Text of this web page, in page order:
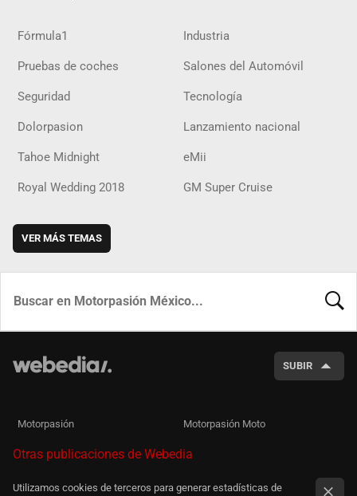
Fórmula1 Industria
Pruebas de coches Salones del Automóvil
Seguridad Tecnología
Dolorpasion Lanzamiento nacional
Tahoe Midnight eMii
Royal Wedding 2018 GM Super Cruise
VER MÁS TEMAS
SUBIR
Motorpasión Motorpasión Moto
Otras publicaciones de Webedia
Utilizamos cookies de terceros para generar estadísticas de